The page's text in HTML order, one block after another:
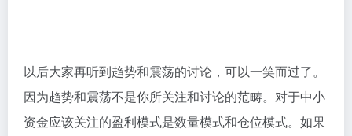
以后大家再听到趋势和震荡的讨论，可以一笑而过了。
因为趋势和震荡不是你所关注和讨论的范畴。对于中小
资金应该关注的盈利模式是数量模式和仓位模式。如果